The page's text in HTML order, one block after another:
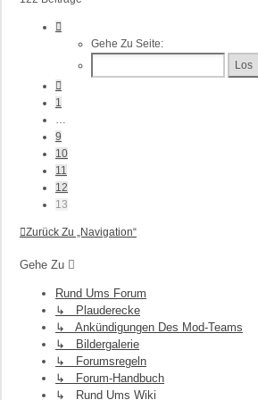
13
Gehe Zu Seite:
1
…
9
10
11
12
13
Zurück Zu „Navigation“
Gehe Zu
Rund Ums Forum
↳ Plauderecke
↳ Ankündigungen Des Mod-Teams
↳ Bildergalerie
↳ Forumsregeln
↳ Forum-Handbuch
↳ Rund Ums Wiki